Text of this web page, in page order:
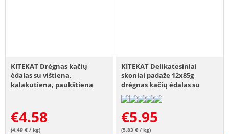
KITEKAT Drėgnas kačių
ėdalas su vištiena,
kalakutiena, paukštiena
€4.58
(4.49 € / kg)
KITEKAT Delikatesiniai
skoniai padaže 12x85g
drėgnas kačių ėdalas su
kalakutiena, triušiena,
paukštiena
€5.95
(5.83 € / kg)